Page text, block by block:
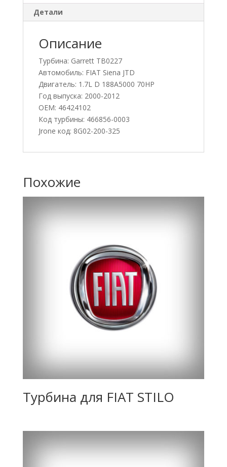
Детали
Описание
Турбина: Garrett TB0227
Автомобиль: FIAT Siena JTD
Двигатель: 1.7L D 188A5000 70HP
Год выпуска: 2000-2012
OEM: 46424102
Код турбины: 466856-0003
Jrone код: 8G02-200-325
Похожие
Турбина для FIAT STILO